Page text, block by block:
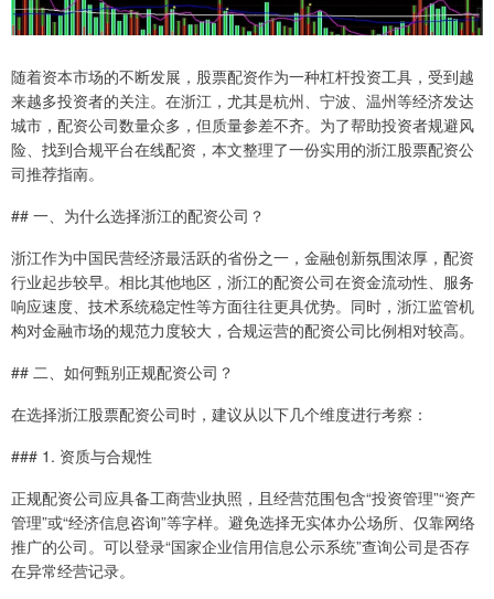
随着资本市场的不断发展，股票配资作为一种杠杆投资工具，受到越
来越多投资者的关注。在浙江，尤其是杭州、宁波、温州等经济发达
城市，配资公司数量众多，但质量参差不齐。为了帮助投资者规避风
险、找到合规平台在线配资，本文整理了一份实用的浙江股票配资公
司推荐指南。
## 一、为什么选择浙江的配资公司？
浙江作为中国民营经济最活跃的省份之一，金融创新氛围浓厚，配资
行业起步较早。相比其他地区，浙江的配资公司在资金流动性、服务
响应速度、技术系统稳定性等方面往往更具优势。同时，浙江监管机
构对金融市场的规范力度较大，合规运营的配资公司比例相对较高。
## 二、如何甄别正规配资公司？
在选择浙江股票配资公司时，建议从以下几个维度进行考察：
### 1. 资质与合规性
正规配资公司应具备工商营业执照，且经营范围包含“投资管理”“资产
管理”或“经济信息咨询”等字样。避免选择无实体办公场所、仅靠网络
推广的公司。可以登录“国家企业信用信息公示系统”查询公司是否存
在异常经营记录。